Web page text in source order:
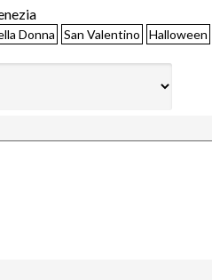
Donna San Valentino Halloween